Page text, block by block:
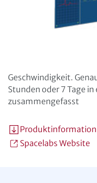
Geschwindigkeit.
Stunden oder 7 Tage
zusammengefasst
Produktinformation
Spacelabs Website